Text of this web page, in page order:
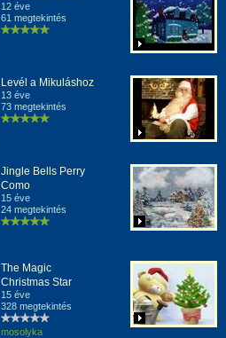
12 éve
61 megtekintés
Levél a Mikuláshoz
13 éve
73 megtekintés
Jingle Bells Perry
Como
15 éve
24 megtekintés
The Magic
Christmas Star
15 éve
328 megtekintés
mosolyka